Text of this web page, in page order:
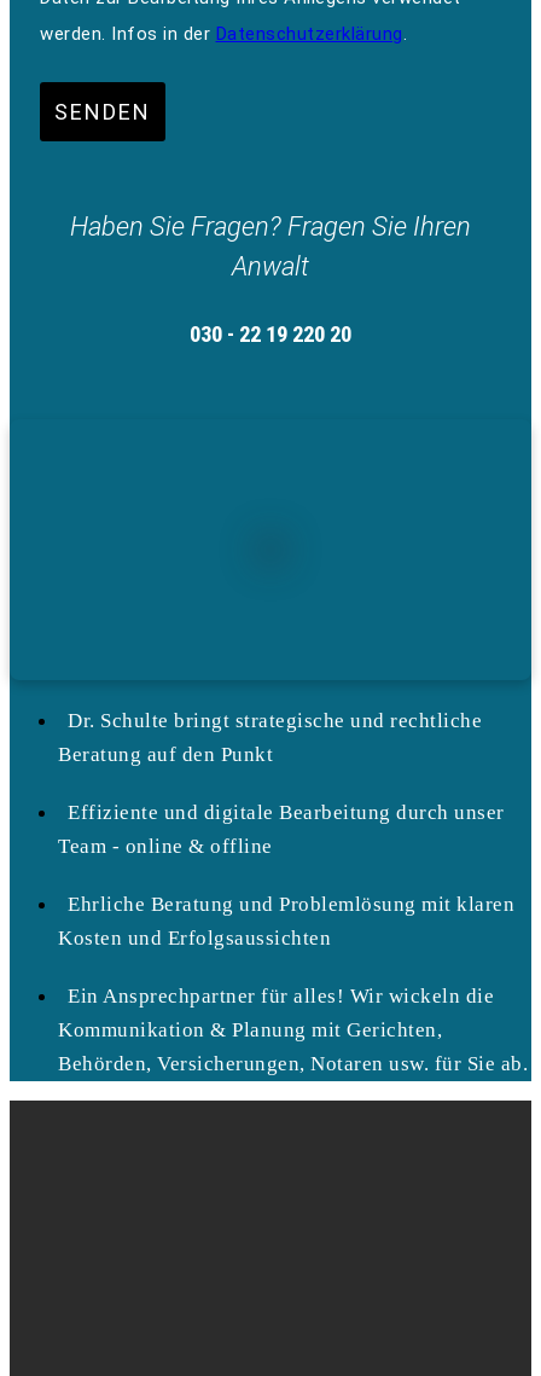
werden. Infos in der Datenschutzerklärung.
SENDEN
Haben Sie Fragen? Fragen Sie Ihren
Anwalt
030 - 22 19 220 20
Dr. Schulte bringt strategische und rechtliche
Beratung auf den Punkt
Effiziente und digitale Bearbeitung durch unser
Team - online & offline
Ehrliche Beratung und Problemlösung mit klaren
Kosten und Erfolgsaussichten
Ein Ansprechpartner für alles! Wir wickeln die
Kommunikation & Planung mit Gerichten,
Behörden, Versicherungen, Notaren usw. für Sie ab.